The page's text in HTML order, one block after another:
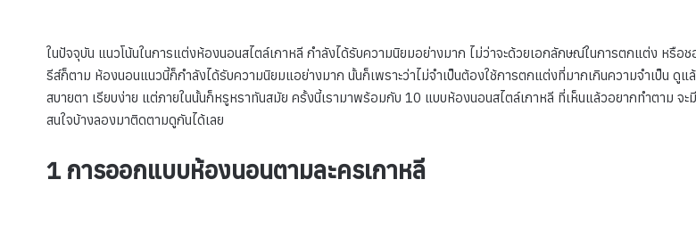
ในปัจจุบัน แนวโน้นในการแต่งห้องนอนสไตล์เกาหลี กำลังได้รับความนิยมอย่างมาก ไม่ว่าจะด้วยเอกลักษณ์ในการตกแต่ง หรือช
รีส์ก็ตาม ห้องนอนแนวนี้ก็กำลังได้รับความนิยมแอย่างมาก นั้นก็เพราะว่าไม่จำเป็นต้องใช้การตกแต่งที่มากเกินความจำเป็น ดูแ
สบายตา เรียบง่าย แต่ภายในนั้นก็หรูหราทันสมัย ครั้งนี้เรามาพร้อมกับ 10 แบบห้องนอนสไตล์เกาหลี ที่เห็นแล้วอยากทำตาม จ
สนใจบ้างลองมาติดตามดูกันได้เลย
1 การออกแบบห้องนอนตามละครเกาหลี